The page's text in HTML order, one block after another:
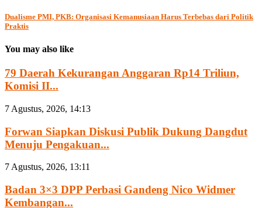
Dualisme PMI, PKB: Organisasi Kemanusiaan Harus Terbebas dari Politik
Praktis
You may also like
79 Daerah Kekurangan Anggaran Rp14 Triliun,
Komisi II...
7 Agustus, 2026, 14:13
Forwan Siapkan Diskusi Publik Dukung Dangdut
Menuju Pengakuan...
7 Agustus, 2026, 13:11
Badan 3×3 DPP Perbasi Gandeng Nico Widmer
Kembangan...